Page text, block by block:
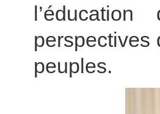
perspectives
peuples.